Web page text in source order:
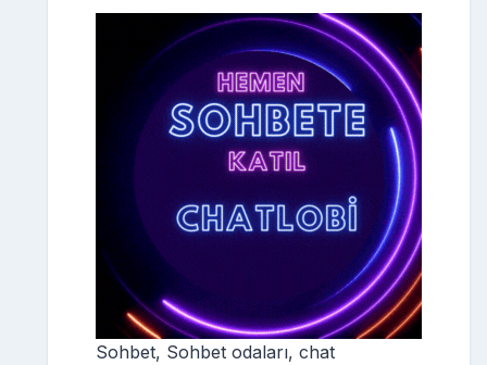
Sohbet, Sohbet odaları, chat